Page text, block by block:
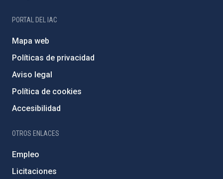
PORTAL DEL IAC
Mapa web
Políticas de privacidad
Aviso legal
Política de cookies
Accesibilidad
OTROS ENLACES
Empleo
Licitaciones